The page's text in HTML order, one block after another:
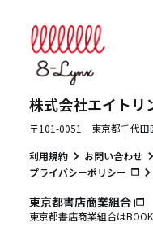
株式会社エイトリ
〒101-0051 東京都千代田
利用規約
お問い合わせ
プライバシーポリシー
東京都書店商業組合
東京都書店商業組合は